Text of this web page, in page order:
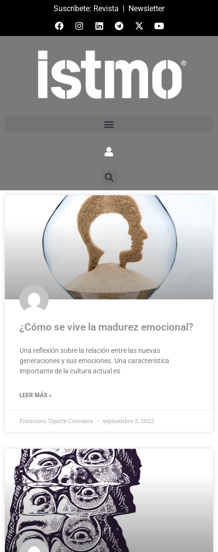
Suscríbete: Revista | Newsletter
¿Cómo se vive la madurez emocional?
Una reflexión sobre la relación entre las nuevas
generaciones y sus emociones. Una característica
importante de la cultura actual es
LEER MÁS »
Francisco Ugarte Corcuera septiembre 2, 2022